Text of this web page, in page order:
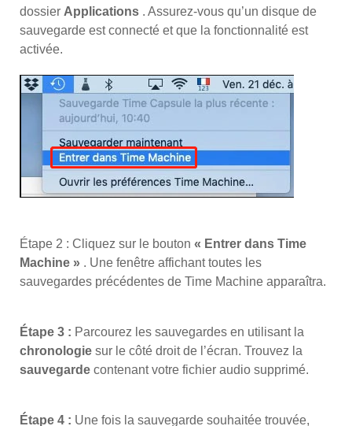
dossier Applications . Assurez-vous qu’un disque de
sauvegarde est connecté et que la fonctionnalité est
activée.
Étape 2 : Cliquez sur le bouton « Entrer dans Time
Machine » . Une fenêtre affichant toutes les
sauvegardes précédentes de Time Machine apparaîtra.
Étape 3 : Parcourez les sauvegardes en utilisant la
chronologie sur le côté droit de l’écran. Trouvez la
sauvegarde contenant votre fichier audio supprimé.
Étape 4 : Une fois la sauvegarde souhaitée trouvée,